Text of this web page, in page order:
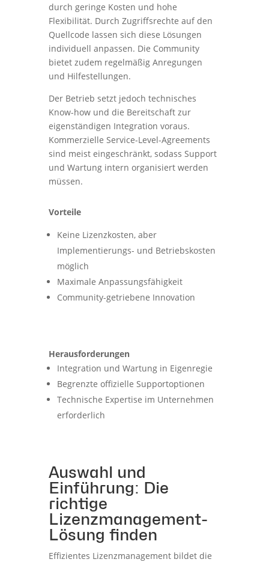
durch geringe Kosten und hohe
Flexibilität. Durch Zugriffsrechte auf den
Quellcode lassen sich diese Lösungen
individuell anpassen. Die Community
bietet zudem regelmäßig Anregungen
und Hilfestellungen.
Der Betrieb setzt jedoch technisches
Know-how und die Bereitschaft zur
eigenständigen Integration voraus.
Kommerzielle Service-Level-Agreements
sind meist eingeschränkt, sodass Support
und Wartung intern organisiert werden
müssen.
Vorteile
Keine Lizenzkosten, aber
Implementierungs- und Betriebskosten
möglich
Maximale Anpassungsfähigkeit
Community-getriebene Innovation
Herausforderungen
Integration und Wartung in Eigenregie
Begrenzte offizielle Supportoptionen
Technische Expertise im Unternehmen
erforderlich
Auswahl und
Einführung: Die
richtige
Lizenzmanagement-
Lösung finden
Effizientes Lizenzmanagement bildet die